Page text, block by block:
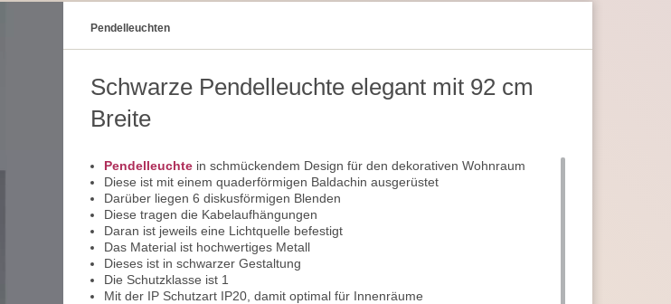
Pendel­leuchten
Schwarze Pendelleuchte elegant mit 92 cm
Breite
Pendelleuchte in schmückendem Design für den dekorativen Wohnraum
Diese ist mit einem quaderförmigen Baldachin ausgerüstet
Darüber liegen 6 diskusförmigen Blenden
Diese tragen die Kabelaufhängungen
Daran ist jeweils eine Lichtquelle befestigt
Das Material ist hochwertiges Metall
Dieses ist in schwarzer Gestaltung
Die Schutzklasse ist 1
Mit der IP Schutzart IP20, damit optimal für Innenräume